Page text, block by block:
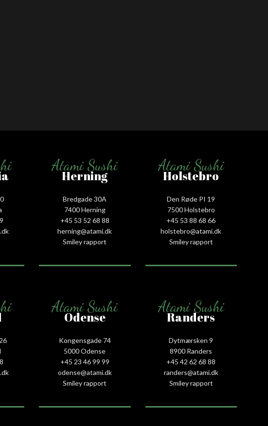
Atami Sushi
Herning
Bredgade 30A
7400 Herning
+45 53 52 68 88
herning@atami.dk
Smiley rapport
Atami Sushi
Holstebro
Den Røde PI 19
7500 Holstebro
+45 53 88 68 66
holstebro@atami.dk
Smiley rapport
Atami Sushi
Odense
Kongensgade 74
5000 Odense
+45 23 46 99 99
odense@atami.dk
Smiley rapport
Atami Sushi
Randers
Dytmærsken 9
8900 Randers
+45 42 62 68 88
randers@atami.dk
Smiley rapport